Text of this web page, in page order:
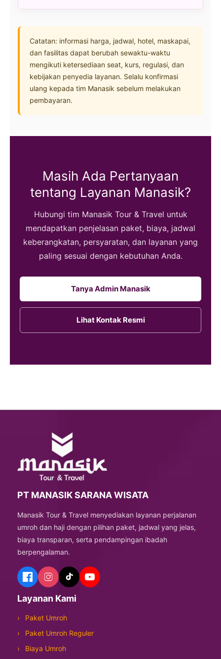
Catatan: informasi harga, jadwal, hotel, maskapai,
dan fasilitas dapat berubah sewaktu-waktu
mengikuti ketersediaan seat, kurs, regulasi, dan
kebijakan penyedia layanan. Selalu konfirmasi
ulang kepada tim Manasik sebelum melakukan
pembayaran.
Masih Ada Pertanyaan
tentang Layanan Manasik?
Hubungi tim Manasik Tour & Travel untuk
mendapatkan penjelasan paket, biaya, jadwal
keberangkatan, persyaratan, dan layanan yang
paling sesuai dengan kebutuhan Anda.
Tanya Admin Manasik
Lihat Kontak Resmi
PT MANASIK SARANA WISATA
Manasik Tour & Travel menyediakan layanan perjalanan
umroh dan haji dengan pilihan paket, jadwal yang jelas,
biaya transparan, serta pendampingan ibadah
berpengalaman.
Layanan Kami
Paket Umroh
Paket Umroh Reguler
Biaya Umroh